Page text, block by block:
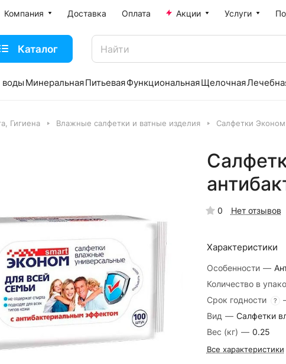
Компания Доставка Оплата Акции Услуги
Каталог
воды МинеральнаяПитьеваяФункциональнаяЩелочная
Гигиена Влажные салфетки и ватные изделия Салфетки
0 Нет отзывов
Характеристики
Особенности —
Количество в
Срок годности
?
Вид — Салфетки
Вес (кг) — 0.25
Все характеристики